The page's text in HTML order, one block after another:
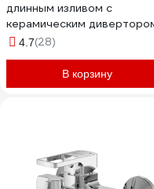
длинным изливом с
керамическим
Зодиак (Zodiac) IDDIS
4.7(28)
В корзину